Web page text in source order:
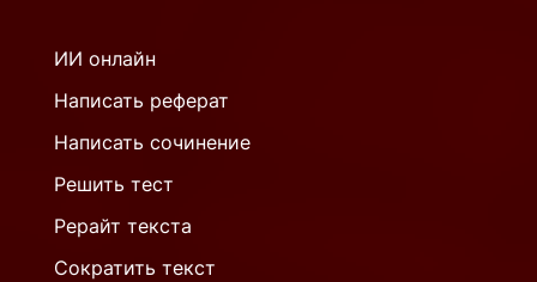
ИИ онлайн
Написать реферат
Написать сочинение
Решить тест
Рерайт текста
Сократить текст